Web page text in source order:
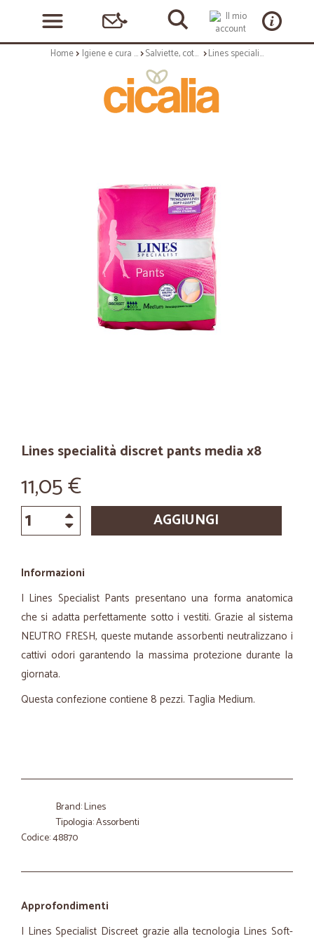
Home Igiene e cura personale Salviette, cotone e assorbenti Lines specialità discret pants media x8
Lines specialità discret pants media x8
11,05 €
AGGIUNGI
Informazioni
I Lines Specialist Pants presentano una forma anatomica
che si adatta perfettamente sotto i vestiti. Grazie al sistema
NEUTRO FRESH, queste mutande assorbenti neutralizzano i
cattivi odori garantendo la massima protezione durante la
giornata.
Questa confezione contiene 8 pezzi. Taglia Medium.
Brand: Lines
Tipologia: Assorbenti
Codice: 48870
Approfondimenti
I Lines Specialist Discreet grazie alla tecnologia Lines Soft-